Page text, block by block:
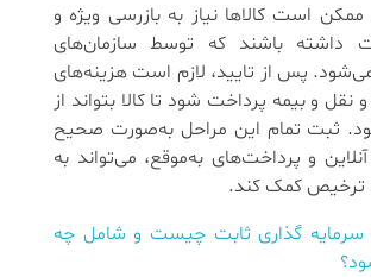
ممکن است کالاها نیاز به بازرسی ویژه و
داشته باشند که توسط سازمان‌های
پس از تایید، لازم است هزینه‌های
نقل و بیمه پرداخت شود تا کالا بتواند از
ثبت تمام این مراحل به‌صورت صحیح
و پرداخت‌های به‌موقع، می‌تواند به
ترخیص کمک کند.
سرمایه گذاری ثابت چیست و شامل چه